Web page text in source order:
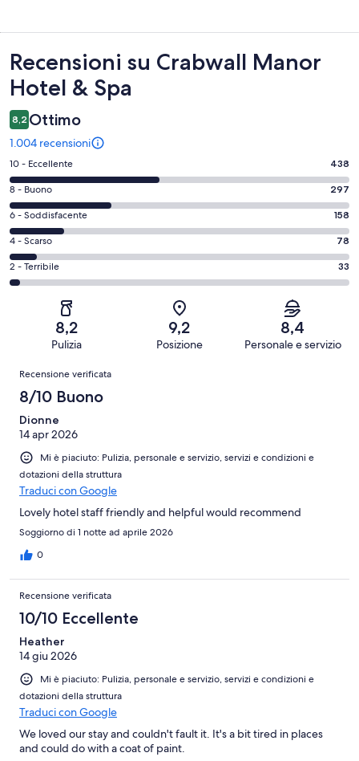
Recensioni
Recensioni su Crabwall Manor
Hotel & Spa
8,2 Ottimo
1.004 recensioni
Valutazione
di
10
-
Eccellente.
438
su
1004
recensioni
10 - Eccellente 438
Valutazione
di
8
-
Buono.
297
recensioni
8 - Buono 297
Valutazione
di
6
-
Soddisfacente.
recensioni
6 - Soddisfacente 158
Valutazione
di
4
recensioni
4 - Scarso 78
Valutazione
di
Terribile.
su
recensioni
2 - Terribile 33
8,2
Pulizia
9,2
Posizione
8,4
Personale e servizio
Recensioni
Recensione verificata
8/10 Buono
Dionne
14 apr 2026
Mi è piaciuto: Pulizia, personale e servizio, servizi e condizioni e
dotazioni della struttura
Traduci con Google
Lovely hotel staff friendly and helpful would recommend
Soggiorno di 1 notte ad aprile 2026
0
Recensione verificata
10/10 Eccellente
Heather
14 giu 2026
Mi è piaciuto: Pulizia, personale e servizio, servizi e condizioni e
dotazioni della struttura
Traduci con Google
We loved our stay and couldn't fault it. It's a bit tired in places
and could do with a coat of paint.